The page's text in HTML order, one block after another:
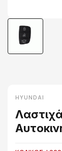
HYUNDAI